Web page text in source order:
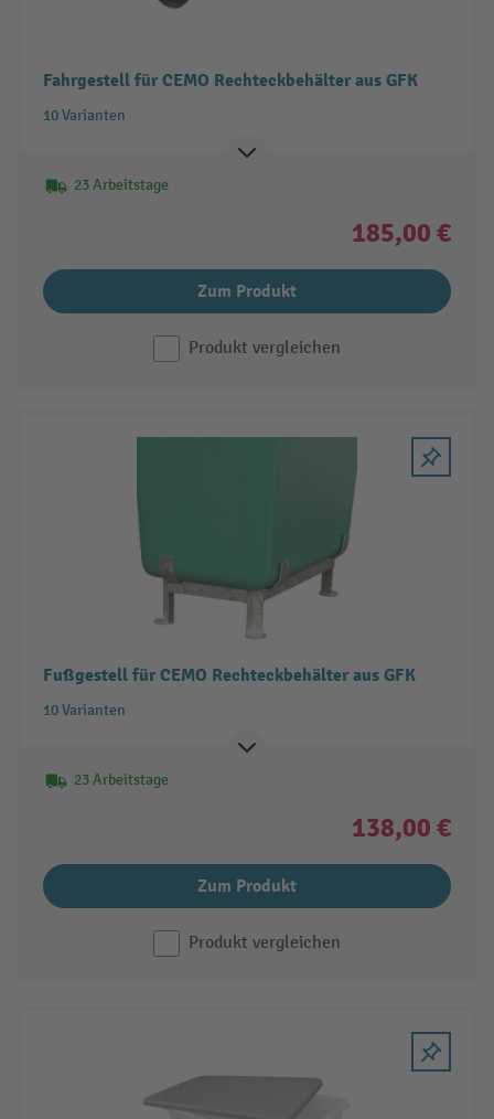
Fahrgestell für CEMO Rechteckbehälter aus GFK
10 Varianten
23 Arbeitstage
185,00 €
Zum Produkt
Produkt vergleichen
Fußgestell für CEMO Rechteckbehälter aus GFK
10 Varianten
23 Arbeitstage
138,00 €
Zum Produkt
Produkt vergleichen